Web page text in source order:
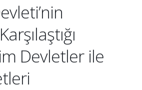
Devletler ile